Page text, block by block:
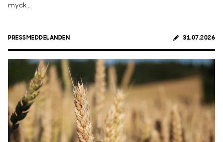
myck...
PRESSMEDDELANDEN 31.07.2026